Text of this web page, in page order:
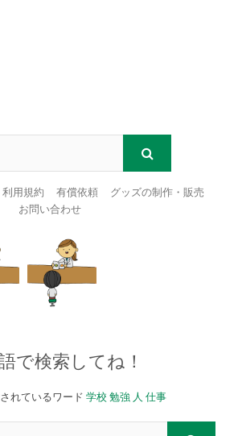
利用規約 有償依頼
グッズの制作・販売
お問い合わせ
で検索してね！
れているワード 学校 勉強 人 仕事